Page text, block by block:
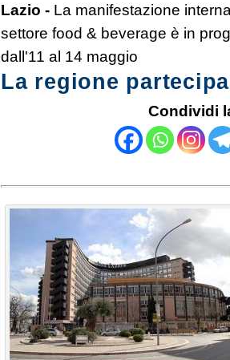
Lazio - La manifestazione
settore food & beverage è in
dall'11 al 14 maggio
La regione
Condividi